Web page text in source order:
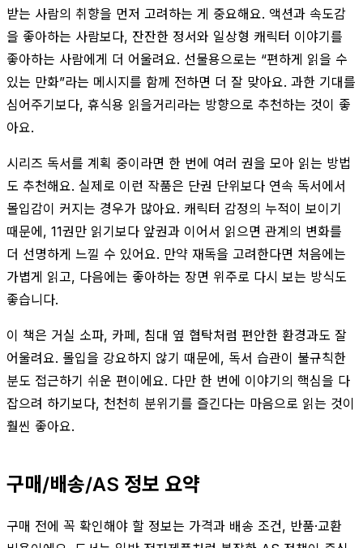
받는 사람의 취향을 먼저 고려하는 게 중요해요. 액션과 속도감
을 좋아하는 사람보다, 잔잔한 정서와 일상형 캐릭터 이야기를
좋아하는 사람에게 더 어울려요. 선물용으로는 “편하게 읽을 수
있는 만화”라는 메시지를 함께 전하면 더 잘 맞아요. 과한 기대를
심어주기보다, 휴식용 읽을거리라는 방향으로 추천하는 것이 좋
아요.
시리즈 독서를 계획 중이라면 한 번에 여러 권을 모아 읽는 방법
도 추천해요. 실제로 이런 작품은 단권 단위보다 연속 독서에서
몰입감이 커지는 경우가 많아요. 캐릭터 감정의 누적이 보이기
때문에, 11권만 읽기보다 앞권과 이어서 읽으면 관계의 변화를
더 선명하게 느낄 수 있어요. 만약 재독을 고려한다면 처음에는
가볍게 읽고, 다음에는 좋아하는 장면 위주로 다시 보는 방식도
좋습니다.
이 책은 거실 소파, 카페, 침대 옆 협탁처럼 편안한 환경과도 잘
어울려요. 몰입을 강요하지 않기 때문에, 독서 습관이 불규칙한
분도 접근하기 쉬운 편이에요. 다만 한 번에 이야기의 핵심을 다
잡으려 하기보다, 천천히 분위기를 즐긴다는 마음으로 읽는 것이
훨씬 좋아요.
구매/배송/AS 정보 요약
구매 전에 꼭 확인해야 할 정보는 가격과 배송 조건, 반품·교환